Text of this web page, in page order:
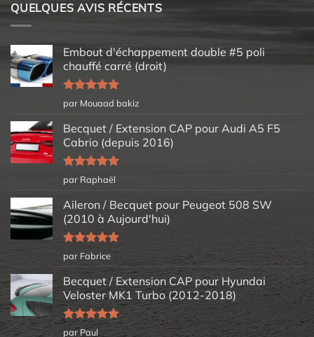
QUELQUES AVIS RÉCENTS
Embout d'échappement double #5 poli
chauffé carré (droit)
Note5sur
5
par Mouaad bakiz
Becquet / Extension CAP pour Audi A5 F5
Cabrio (depuis 2016)
Note5sur
5
par Raphaël
Aileron / Becquet pour Peugeot 508 SW
(2010 à Aujourd'hui)
Note5sur
5
par Fabrice
Becquet / Extension CAP pour Hyundai
Veloster MK1 Turbo (2012-2018)
Note5sur
par Paul